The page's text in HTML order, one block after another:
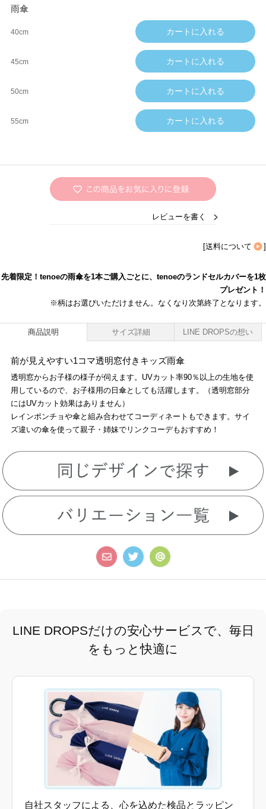
雨傘
40cm
45cm
50cm
55cm
レビューを書く
[送料について ]
先着限定！tenoeの雨傘を1本ご購入ごとに、tenoeのランドセルカバーを1枚
プレゼント！
※柄はお選びいただけません。なくなり次第終了となります。
商品説明 サイズ詳細 LINE DROPSの想い
前が見えやすい1コマ透明窓付きキッズ雨傘
透明窓からお子様の様子が伺えます。UVカット率90％以上の生地を使
用しているので、お子様用の日傘としても活躍します。（透明窓部分
にはUVカット効果はありません）
レインポンチョや傘と組み合わせてコーディネートもできます。サイ
ズ違いの傘を使って親子・姉妹でリンクコーデもおすすめ！
LINE DROPSだけの安心サービスで、毎日
をもっと快適に
自社スタッフによる、心を込めた検品とラッピン